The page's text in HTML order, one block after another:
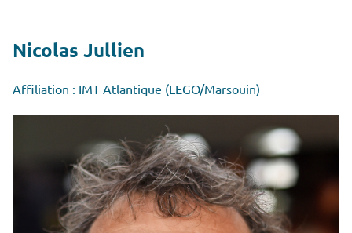
Nicolas Jullien
Affiliation : IMT Atlantique (LEGO/Marsouin)